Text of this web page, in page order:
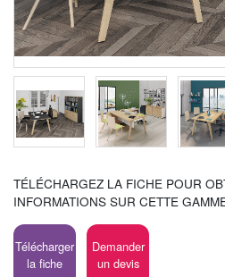
TÉLÉCHARGEZ LA FICHE POUR
INFORMATIONS SUR CETTE
Télécharger
la fiche
Demander
un devis